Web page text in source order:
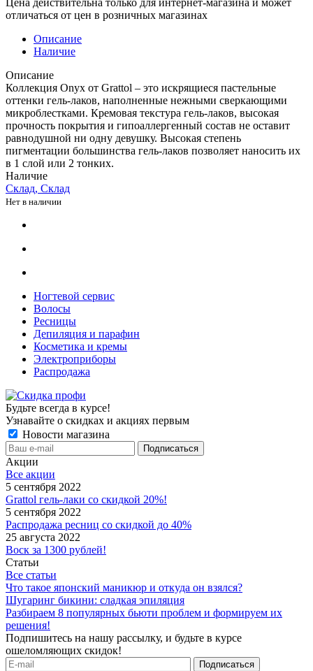
Цена действительна только для интернет-магазина и может
отличаться от цен в розничных магазинах
Описание
Наличие
Описание
Коллекция Onyx от Grattol – это искрящиеся пастельные
оттенки гель-лаков, наполненные нежными сверкающими
микроблестками. Кремовая текстура гель-лаков, высокая
прочность покрытия и гипоаллергенный состав не оставит
равнодушной ни одну девушку. Высокая степень
пигментации большинства гель-лаков позволяет наносить их
в 1 слой или 2 тонких.
Наличие
Склад, Склад
Нет в наличии
Ногтевой сервис
Волосы
Ресницы
Депиляция и парафин
Косметика и кремы
Электроприборы
Распродажа
Будьте всегда в курсе!
Узнавайте о скидках и акциях первым
Новости магазина
Акции
Все акции
5 сентября 2022
Grattol гель-лаки со скидкой 20%!
5 сентября 2022
Распродажа ресниц со скидкой до 40%
25 августа 2022
Воск за 1300 рублей!
Статьи
Все статьи
Что такое японский маникюр и откуда он взялся?
Шугаринг бикини: сладкая эпиляция
Разбираем 8 популярных бьюти проблем и формируем их
решения!
Подпишитесь на нашу рассылку, и будьте в курсе
ошеломляющих скидок!